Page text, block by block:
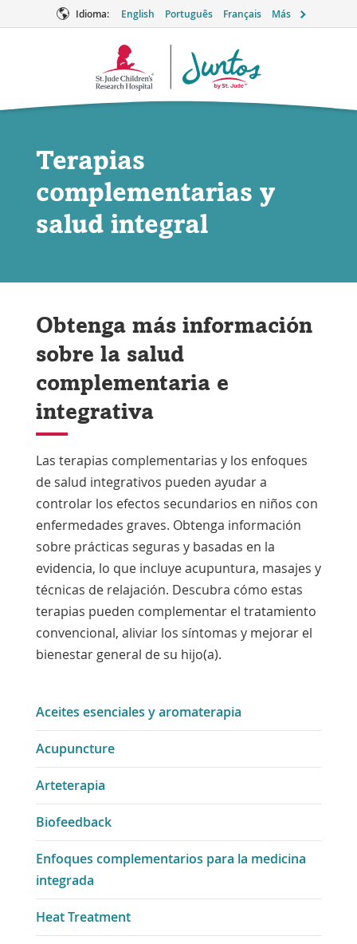
Idioma: English Português Français Más
Logotipo
Terapias
complementarias y
salud integral
Obtenga más información
sobre la salud
complementaria e
integrativa
Las terapias complementarias y los enfoques
de salud integrativos pueden ayudar a
controlar los efectos secundarios en niños con
enfermedades graves. Obtenga información
sobre prácticas seguras y basadas en la
evidencia, lo que incluye acupuntura, masajes y
técnicas de relajación. Descubra cómo estas
terapias pueden complementar el tratamiento
convencional, aliviar los síntomas y mejorar el
bienestar general de su hijo(a).
Aceites esenciales y aromaterapia
Acupuncture
Arteterapia
Biofeedback
Enfoques complementarios para la medicina
integrada
Heat Treatment